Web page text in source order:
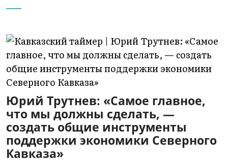
Юрий Трутнев: «Самое главное,
что мы должны сделать, —
создать общие инструменты
поддержки экономики Северного
Кавказа»